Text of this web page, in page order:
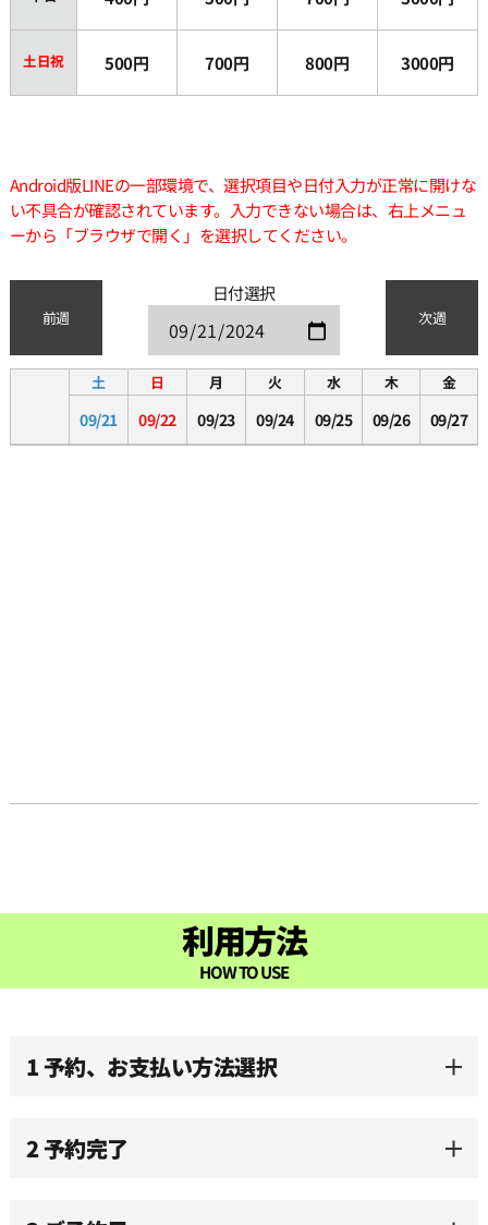
土日祝 500円 700円 800円 3000円
Android版LINEの一部環境で、選択項目や日付入力が正常に開けな
い不具合が確認されています。入力できない場合は、右上メニュ
ーから「ブラウザで開く」を選択してください。
前週
日付選択
次週
土
09/21
日
09/22
月
09/23
火
09/24
水
09/25
木
09/26
金
09/27
利用方法
HOW TO USE
1 予約、お支払い方法選択
2 予約完了